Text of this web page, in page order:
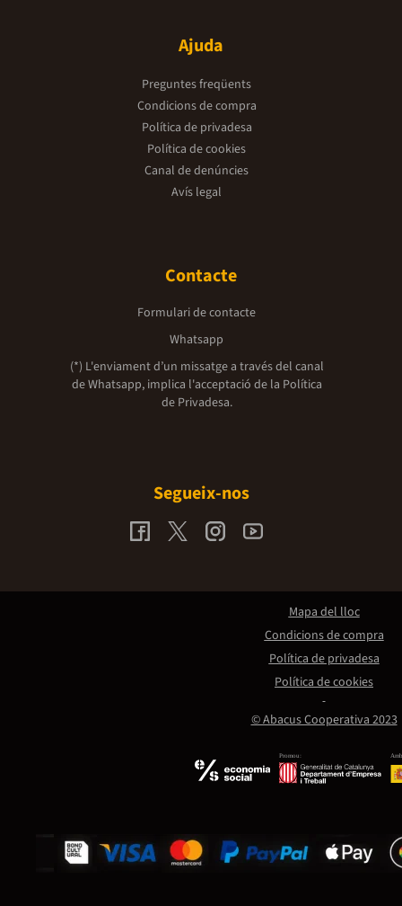
Ajuda
Preguntes freqüents
Condicions de compra
Política de privadesa
Política de cookies
Canal de denúncies
Avís legal
Contacte
Formulari de contacte
Whatsapp
(*) L'enviament d’un missatge a través del canal
de Whatsapp, implica l'acceptació de la Política
de Privadesa.
Segueix-nos
Promou:
© Abacus Cooperativa 2023
Mapa del lloc
Condicions de compra
Política de privadesa
Política de cookies